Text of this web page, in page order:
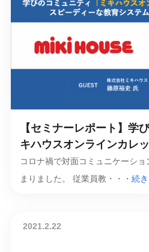
【セミナーレポート】学
キハウスオンラインカレ
コロナ禍で対面コミュニケーシ
まりました。 従業員教・・・ 続
2021.2.22